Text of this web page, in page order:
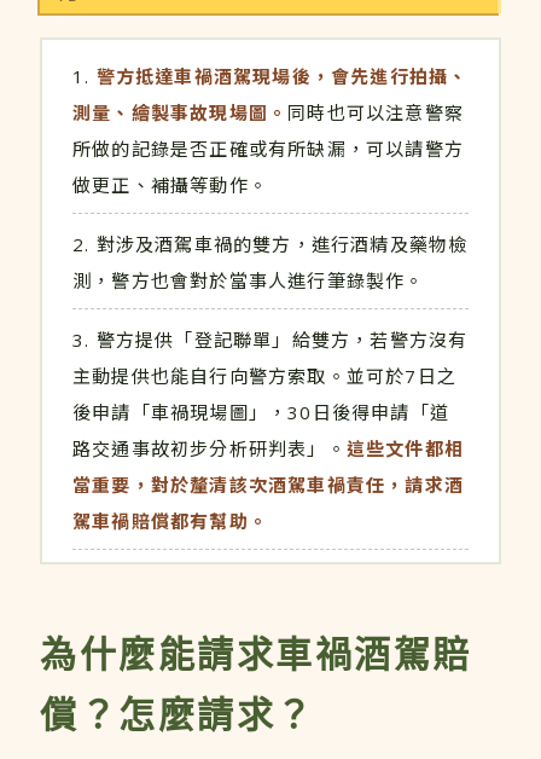
警方抵達車禍酒駕現場後，會先進行拍攝、
測量、繪製事故現場圖。 同時也可以注意警察
所做的記錄是否正確或有所缺漏，可以請警方
做更正、補攝等動作。
對涉及酒駕車禍的雙方，進行酒精及藥物檢
測，警方也會對於當事人進行筆錄製作。
警方提供「登記聯單」給雙方，若警方沒有
主動提供也能自行向警方索取。並可於7日之
後申請「車禍現場圖」，30日後得申請「道
路交通事故初步分析研判表」。 這些文件都相
當重要，對於釐清該次酒駕車禍責任，請求酒
駕車禍賠償都有幫助。
為什麼能請求車禍酒駕賠
償？怎麼請求？